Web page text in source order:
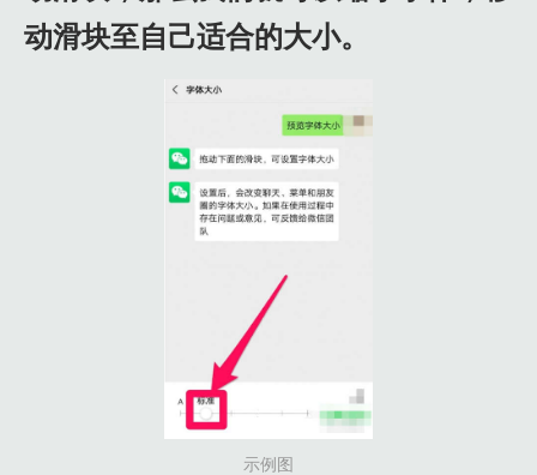
动滑块至自己适合的大小。
示例图